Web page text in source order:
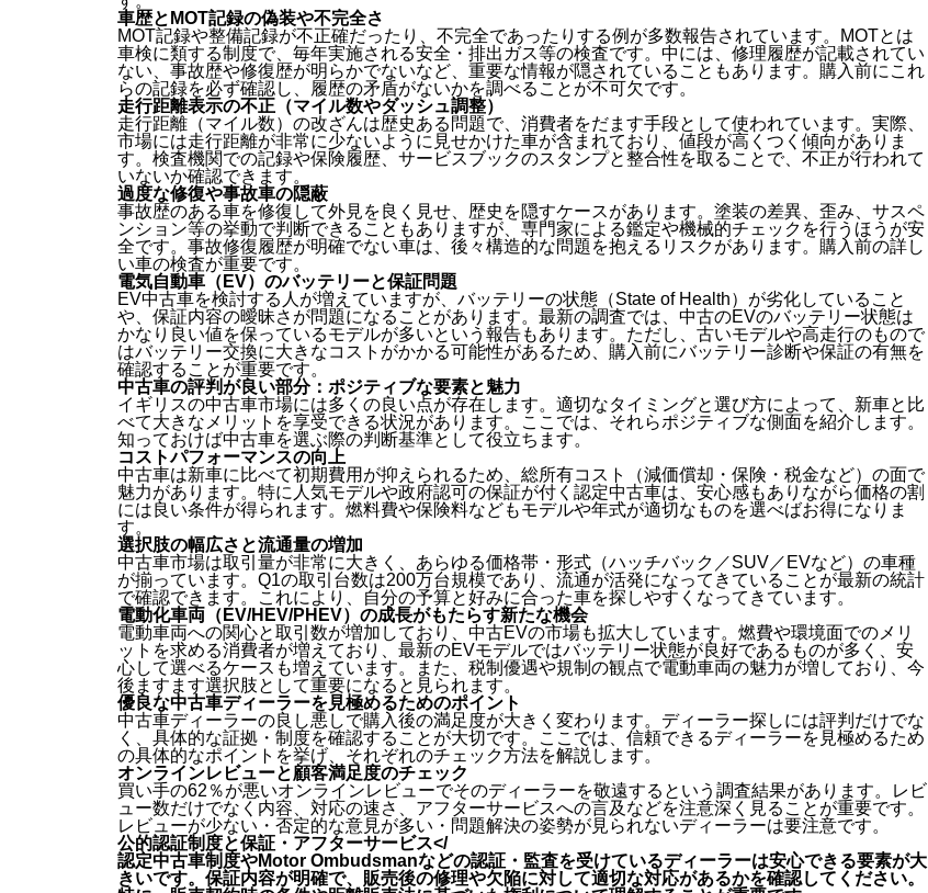
車歴とMOT記録の偽装や不完全さ
MOT記録や整備記録が不正確だったり、不完全であったりする例が多数報告されています。MOTとは
車検に類する制度で、毎年実施される安全・排出ガス等の検査です。中には、修理履歴が記載されてい
ない、事故歴や修復歴が明らかでないなど、重要な情報が隠されていることもあります。購入前にこれ
らの記録を必ず確認し、履歴の矛盾がないかを調べることが不可欠です。
走行距離表示の不正（マイル数やダッシュ調整）
走行距離（マイル数）の改ざんは歴史ある問題で、消費者をだます手段として使われています。実際、
市場には走行距離が非常に少ないように見せかけた車が含まれており、値段が高くつく傾向がありま
す。検査機関での記録や保険履歴、サービスブックのスタンプと整合性を取ることで、不正が行われて
いないか確認できます。
過度な修復や事故車の隠蔽
事故歴のある車を修復して外見を良く見せ、歴史を隠すケースがあります。塗装の差異、歪み、サスペ
ンション等の挙動で判断できることもありますが、専門家による鑑定や機械的チェックを行うほうが安
全です。事故修復履歴が明確でない車は、後々構造的な問題を抱えるリスクがあります。購入前の詳し
い車の検査が重要です。
電気自動車（EV）のバッテリーと保証問題
EV中古車を検討する人が増えていますが、バッテリーの状態（State of Health）が劣化していること
や、保証内容の曖昧さが問題になることがあります。最新の調査では、中古のEVのバッテリー状態は
かなり良い値を保っているモデルが多いという報告もあります。ただし、古いモデルや高走行のもので
はバッテリー交換に大きなコストがかかる可能性があるため、購入前にバッテリー診断や保証の有無を
確認することが重要です。
中古車の評判が良い部分：ポジティブな要素と魅力
イギリスの中古車市場には多くの良い点が存在します。適切なタイミングと選び方によって、新車と比
べて大きなメリットを享受できる状況があります。ここでは、それらポジティブな側面を紹介します。
知っておけば中古車を選ぶ際の判断基準として役立ちます。
コストパフォーマンスの向上
中古車は新車に比べて初期費用が抑えられるため、総所有コスト（減価償却・保険・税金など）の面で
魅力があります。特に人気モデルや政府認可の保証が付く認定中古車は、安心感もありながら価格の割
には良い条件が得られます。燃料費や保険料などもモデルや年式が適切なものを選べばお得になりま
す。
選択肢の幅広さと流通量の増加
中古車市場は取引量が非常に大きく、あらゆる価格帯・形式（ハッチバック／SUV／EVなど）の車種
が揃っています。Q1の取引台数は200万台規模であり、流通が活発になってきていることが最新の統計
で確認できます。これにより、自分の予算と好みに合った車を探しやすくなってきています。
電動化車両（EV/HEV/PHEV）の成長がもたらす新たな機会
電動車両への関心と取引数が増加しており、中古EVの市場も拡大しています。燃費や環境面でのメリ
ットを求める消費者が増えており、最新のEVモデルではバッテリー状態が良好であるものが多く、安
心して選べるケースも増えています。また、税制優遇や規制の観点で電動車両の魅力が増しており、今
後ますます選択肢として重要になると見られます。
優良な中古車ディーラーを見極めるためのポイント
中古車ディーラーの良し悪しで購入後の満足度が大きく変わります。ディーラー探しには評判だけでな
く、具体的な証拠・制度を確認することが大切です。ここでは、信頼できるディーラーを見極めるため
の具体的なポイントを挙げ、それぞれのチェック方法を解説します。
オンラインレビューと顧客満足度のチェック
買い手の62％が悪いオンラインレビューでそのディーラーを敬遠するという調査結果があります。レビ
ュー数だけでなく内容、対応の速さ、アフターサービスへの言及などを注意深く見ることが重要です。
レビューが少ない・否定的な意見が多い・問題解決の姿勢が見られないディーラーは要注意です。
公的認証制度と保証・アフターサービス</
認定中古車制度やMotor Ombudsmanなどの認証・監査を受けているディーラーは安心できる要素が大
きいです。保証内容が明確で、販売後の修理や欠陥に対して適切な対応があるかを確認してください。